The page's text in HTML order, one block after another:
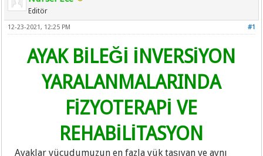
Editör
#1
12-23-2021, 12:25 PM
AYAK BİLEĞİ İNVERSİYON
YARALANMALARINDA
FİZYOTERAPİ VE
REHABİLİTASYON
Ayaklar vücudumuzun en fazla yük taşıyan ve aynı